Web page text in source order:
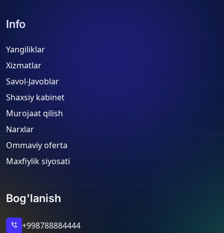
Info
Yangiliklar
Xizmatlar
Savol-Javoblar
Shaxsiy kabinet
Murojaat qilish
Narxlar
Ommaviy oferta
Maxfiylik siyosati
Bog'lanish
add_call +998788884444